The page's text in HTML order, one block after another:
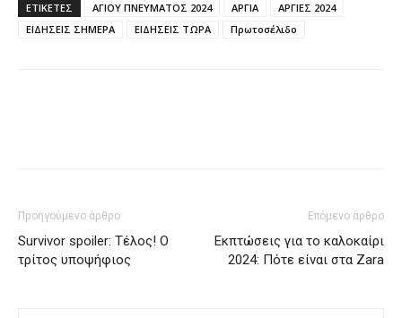
ΕΤΙΚΈΤΕΣ ΑΓΙΟΥ ΠΝΕΥΜΑΤΟΣ 2024 ΑΡΓΙΑ
ΑΡΓΙΕΣ 2024
ΕΙΔΗΣΕΙΣ ΣΗΜΕΡΑ
ΕΙΔΗΣΕΙΣ ΤΩΡΑ Πρωτοσέλιδο
Προηγούμενο άρθρο
Survivor spoiler: Τέλος! Ο
τρίτος υποψήφιος
Επόμενο άρθρο
Εκπτώσεις για το καλοκαίρι
2024: Πότε είναι στα Zara